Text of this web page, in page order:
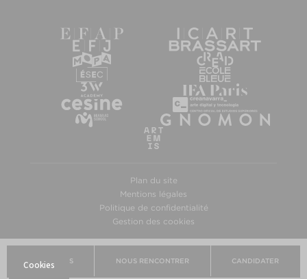
BROCHURES NOUS RENCONTRER CANDIDATER
Plan du site
Mentions légales
Politique de confidentialité
Gestion des cookies